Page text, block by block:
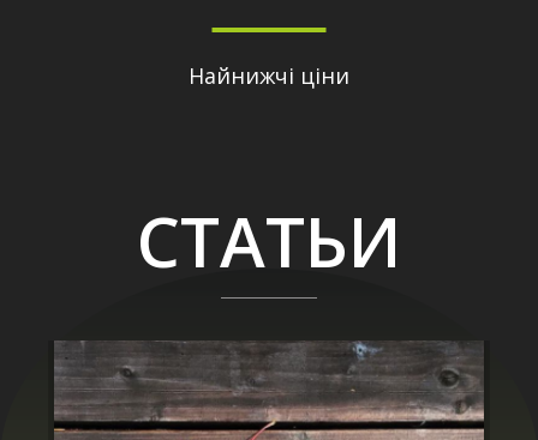
Найнижчі ціни
СТАТЬИ